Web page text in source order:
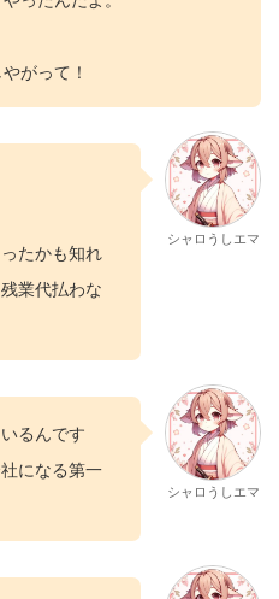
がって！
たかも知れ
業代払わな
シャロうしエマ
るんです
になる第一
シャロうしエマ